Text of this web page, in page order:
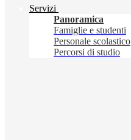
Servizi
Panoramica
Famiglie e studenti
Personale scolastico
Percorsi di studio